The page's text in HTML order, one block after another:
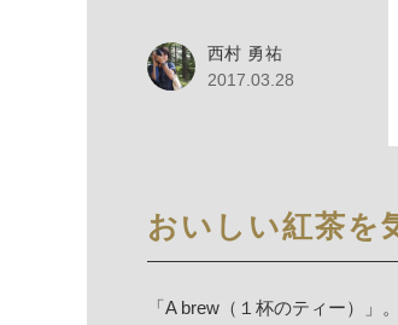
西村 勇祐
2017.03.28
おいしい紅茶を
「A brew（１杯のティー）